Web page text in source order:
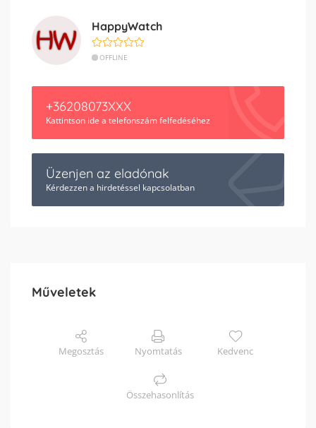
HappyWatch
OFFLINE
+36208073XXX
Kattintson ide a telefonszám felfedéséhez
Üzenjen az eladónak
Kérdezzen a hirdetéssel kapcsolatban
Műveletek
Megosztás Nyomtatás Kedvenc
Összehasonlítás